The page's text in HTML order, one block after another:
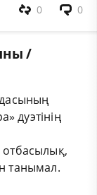
0
0
/
дуэтінің
танымал.